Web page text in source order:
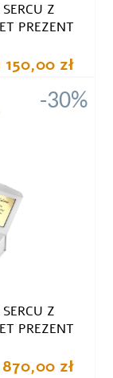
Z
PREZENT
150,00 zł
-30%
Z
PREZENT
870,00 zł